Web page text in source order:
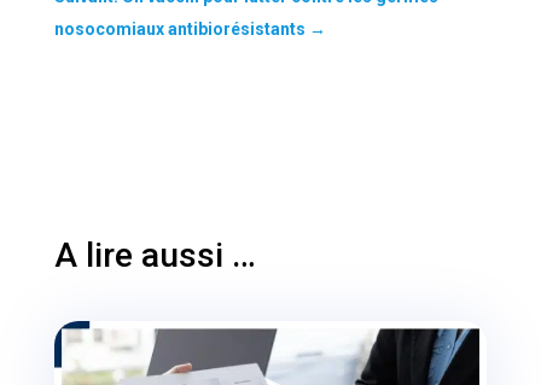
nosocomiaux antibiorésistants →
A lire aussi …